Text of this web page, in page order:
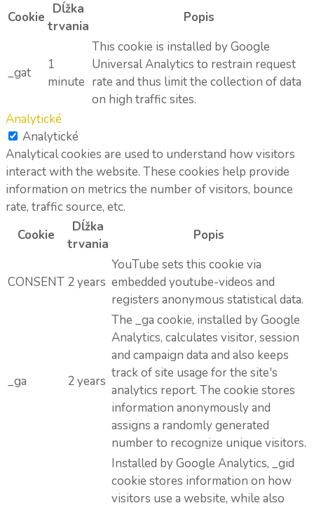
Cookie
Dĺžka
trvania
Popis
_gat
1
minute
This cookie is installed by Google
Universal Analytics to restrain request
rate and thus limit the collection of data
on high traffic sites.
Analytické
Analytické
Analytical cookies are used to understand how visitors
interact with the website. These cookies help provide
information on metrics the number of visitors, bounce
rate, traffic source, etc.
Cookie
Dĺžka
trvania
Popis
CONSENT 2 years
YouTube sets this cookie via
embedded youtube-videos and
registers anonymous statistical data.
_ga 2 years
The _ga cookie, installed by Google
Analytics, calculates visitor, session
and campaign data and also keeps
track of site usage for the site's
analytics report. The cookie stores
information anonymously and
assigns a randomly generated
number to recognize unique visitors.
Installed by Google Analytics, _gid
cookie stores information on how
visitors use a website, while also